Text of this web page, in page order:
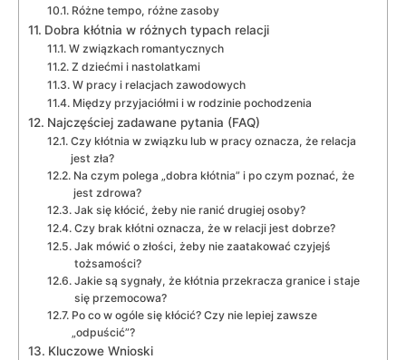
Różne tempo, różne zasoby
Dobra kłótnia w różnych typach relacji
W związkach romantycznych
Z dziećmi i nastolatkami
W pracy i relacjach zawodowych
Między przyjaciółmi i w rodzinie pochodzenia
Najczęściej zadawane pytania (FAQ)
Czy kłótnia w związku lub w pracy oznacza, że relacja
jest zła?
Na czym polega „dobra kłótnia” i po czym poznać, że
jest zdrowa?
Jak się kłócić, żeby nie ranić drugiej osoby?
Czy brak kłótni oznacza, że w relacji jest dobrze?
Jak mówić o złości, żeby nie zaatakować czyjejś
tożsamości?
Jakie są sygnały, że kłótnia przekracza granice i staje
się przemocowa?
Po co w ogóle się kłócić? Czy nie lepiej zawsze
„odpuścić”?
Kluczowe Wnioski